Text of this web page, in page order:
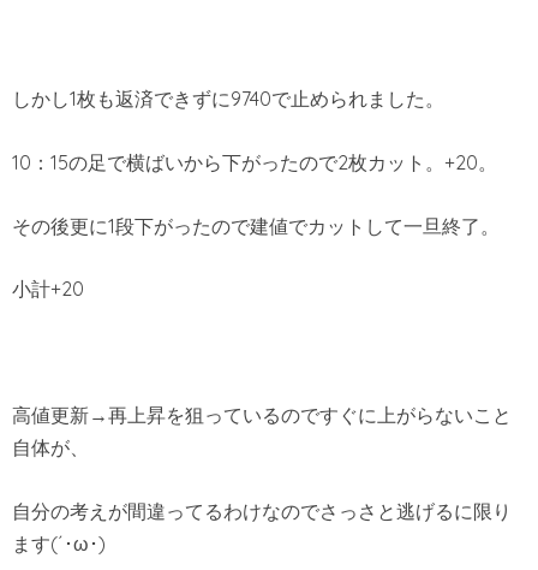
しかし1枚も返済できずに9740で止められました。
10：15の足で横ばいから下がったので2枚カット。+20。
その後更に1段下がったので建値でカットして一旦終了。
小計+20
高値更新→再上昇を狙っているのですぐに上がらないこと
自体が、
自分の考えが間違ってるわけなのでさっさと逃げるに限り
ます(´･ω･)